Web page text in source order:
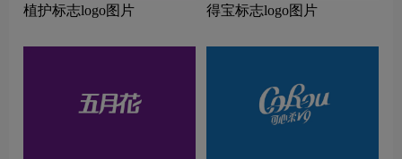
植护标志logo图片 得宝标志logo图片